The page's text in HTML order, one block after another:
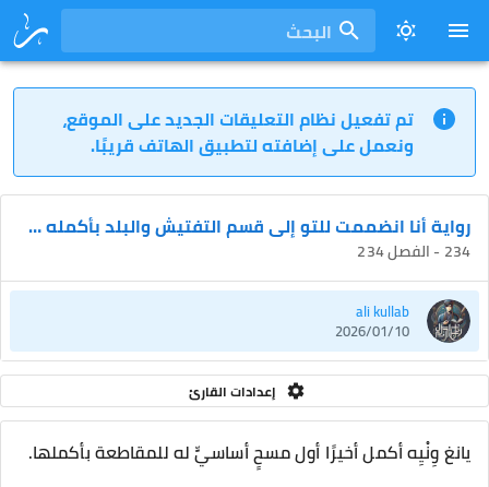
البحث
تم تفعيل نظام التعليقات الجديد على الموقع،
ونعمل على إضافته لتطبيق الهاتف قريبًا.
رواية أنا انضممت للتو إلى قسم التفتيش والبلد بأكمله في حالة ذعر
234 - الفصل 234
ali kullab
2026/01/10
إعدادات القارئ
يانغ وِنْيِه أكمل أخيرًا أول مسحٍ أساسيٍّ له للمقاطعة بأكملها.